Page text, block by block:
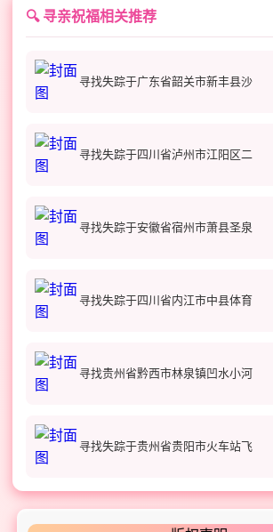
🔍 寻亲祝福相关推荐
寻找失踪于广东省韶关市新丰县沙
寻找失踪于四川省泸州市江阳区二
寻找失踪于安徽省宿州市萧县圣泉
寻找失踪于四川省内江市中县体育
寻找贵州省黔西市林泉镇凹水小河
寻找失踪于贵州省贵阳市火车站飞